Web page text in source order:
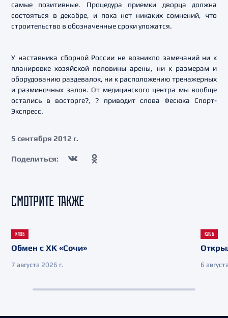
самые позитивные. Процедура приемки дворца должна
состояться в декабре, и пока нет никаких сомнений, что
строительство в обозначенные сроки уложатся.
У наставника сборной России не возникло замечаний ни к
планировке хозяйской половины арены, ни к размерам и
оборудованию раздевалок, ни к расположению тренажерных
и разминочных залов. От медицинского центра мы вообще
остались в восторге?, ? приводит слова Фесюка Спорт-
Экспресс.
5 сентября 2012 г.
Поделиться:
СМОТРИТЕ ТАКЖЕ
КЛУБ
Обмен с ХК «Сочи»
7 августа 2026 г.
КЛУБ
6